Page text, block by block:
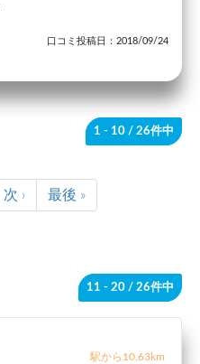
口コミ投稿日：2018/09/24
1 - 10 / 26件中
次 › 最後 »
11 - 20 / 26件中
駅から10.63km